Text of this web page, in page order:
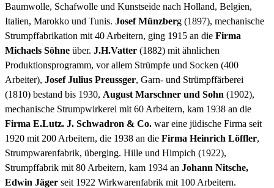
Baumwolle, Schafwolle und Kunstseide nach Holland, Belgien,
Italien, Marokko und Tunis. Josef Münzberg (1897), mechanische
Strumpffabrikation mit 40 Arbeitern, ging 1915 an die Firma
Michaels Söhne über. J.H.Vatter (1882) mit ähnlichen
Produktionsprogramm, vor allem Strümpfe und Socken (400
Arbeiter), Josef Julius Preussger, Garn- und Strümpffärberei
(1810) bestand bis 1930, August Marschner und Sohn (1902),
mechanische Strumpwirkerei mit 60 Arbeitern, kam 1938 an die
Firma E.Lutz. J. Schwadron & Co. war eine jüdische Firma seit
1920 mit 200 Arbeitern, die 1938 an die Firma Heinrich Löffler,
Strumpwarenfabrik, überging. Hille und Himpich (1922),
Strumpffabrik mit 80 Arbeitern, kam 1934 an Johann Nitsche,
Edwin Jäger seit 1922 Wirkwarenfabrik mit 100 Arbeitern.